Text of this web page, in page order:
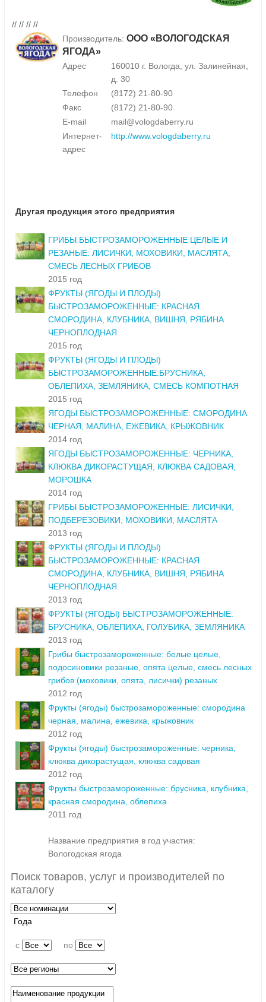
// // // //
Производитель: ООО «ВОЛОГОДСКАЯ
ЯГОДА»
Адрес
160010 г. Вологда, ул. Залинейная,
д. 30
Телефон
(8172) 21-80-90
Факс
(8172) 21-80-90
E-mail
mail@vologdaberry.ru
Интернет-
адрес
http://www.vologdaberry.ru
Другая продукция этого предприятия
ГРИБЫ БЫСТРОЗАМОРОЖЕННЫЕ ЦЕЛЫЕ И
РЕЗАНЫЕ: ЛИСИЧКИ, МОХОВИКИ, МАСЛЯТА,
СМЕСЬ ЛЕСНЫХ ГРИБОВ
2015 год
ФРУКТЫ (ЯГОДЫ И ПЛОДЫ)
БЫСТРОЗАМОРОЖЕННЫЕ: КРАСНАЯ
СМОРОДИНА, КЛУБНИКА, ВИШНЯ, РЯБИНА
ЧЕРНОПЛОДНАЯ
2015 год
ФРУКТЫ (ЯГОДЫ И ПЛОДЫ)
БЫСТРОЗАМОРОЖЕННЫЕ:БРУСНИКА,
ОБЛЕПИХА, ЗЕМЛЯНИКА, СМЕСЬ КОМПОТНАЯ
2015 год
ЯГОДЫ БЫСТРОЗАМОРОЖЕННЫЕ: СМОРОДИНА
ЧЕРНАЯ, МАЛИНА, ЕЖЕВИКА, КРЫЖОВНИК
2014 год
ЯГОДЫ БЫСТРОЗАМОРОЖЕННЫЕ: ЧЕРНИКА,
КЛЮКВА ДИКОРАСТУЩАЯ, КЛЮКВА САДОВАЯ,
МОРОШКА
2014 год
ГРИБЫ БЫСТРОЗАМОРОЖЕННЫЕ: ЛИСИЧКИ,
ПОДБЕРЕЗОВИКИ, МОХОВИКИ, МАСЛЯТА
2013 год
ФРУКТЫ (ЯГОДЫ И ПЛОДЫ)
БЫСТРОЗАМОРОЖЕННЫЕ: КРАСНАЯ
СМОРОДИНА, КЛУБНИКА, ВИШНЯ, РЯБИНА
ЧЕРНОПЛОДНАЯ
2013 год
ФРУКТЫ (ЯГОДЫ) БЫСТРОЗАМОРОЖЕННЫЕ:
БРУСНИКА, ОБЛЕПИХА, ГОЛУБИКА, ЗЕМЛЯНИКА
2013 год
Грибы быстрозамороженные: белые целые,
подосиновики резаные, опята целые, смесь лесных
грибов (моховики, опята, лисички) резаных
2012 год
Фрукты (ягоды) быстрозамороженные: смородина
черная, малина, ежевика, крыжовник
2012 год
Фрукты (ягоды) быстрозамороженные: черника,
клюква дикорастущая, клюква садовая
2012 год
Фрукты быстрозамороженные: брусника, клубника,
красная смородина, облепиха
2011 год
Название предприятия в год участия:
Вологодская ягода
Поиск товаров, услуг и производителей по
каталогу
Года
c по